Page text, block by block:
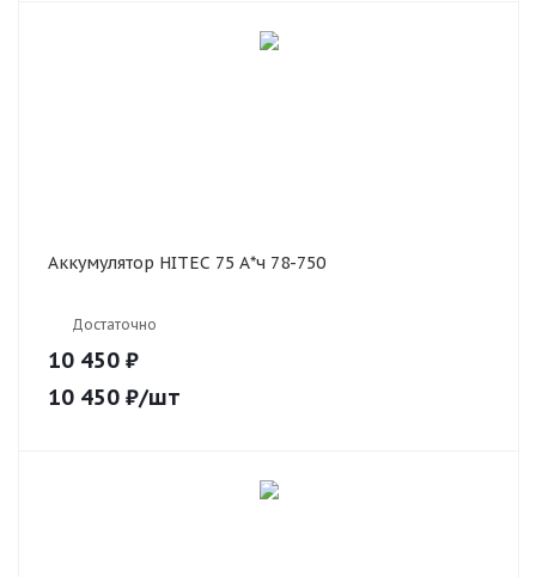
Аккумулятор HITEC 75 А*ч 78-750
Достаточно
10 450 ₽
10 450 ₽/шт